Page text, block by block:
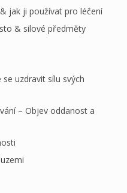
jak ji používat pro léčení
& silové předměty
uzdravit sílu svých
– Objev oddanost a